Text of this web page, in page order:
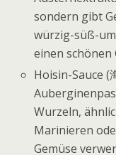
sondern gibt
würzig-süß-
einen schönen
Hoisin-Sauce (
Wurzeln,
Marinieren
Gemüse